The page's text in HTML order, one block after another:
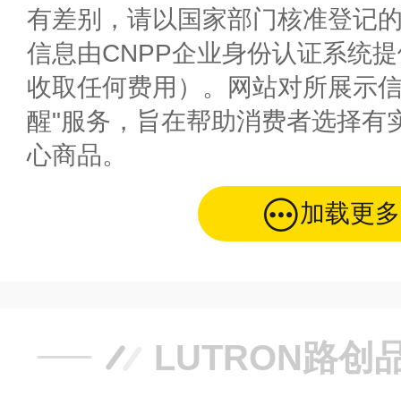
有差别，请以国家部门核准登记
信息由CNPP企业身份认证系统
收取任何费用）。网站对所展示
醒"服务，旨在帮助消费者选择有
心商品。
加载更多
LUTRON路创